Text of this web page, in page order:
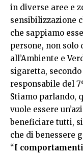
in diverse aree e
sensibilizzazione
che sappiamo
persone, non solo
all’Ambiente e
sigaretta,
responsabile del
Stiamo parlando,
vuole essere
beneficiare tutti,
che di benessere
“I